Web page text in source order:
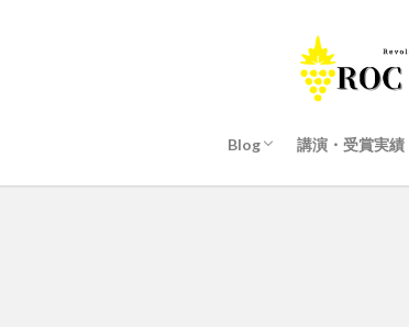
Blog
産学連携の商品開発
代表井手の独り言ブログ
会社ブログ
スタッフ
講演・受賞実績